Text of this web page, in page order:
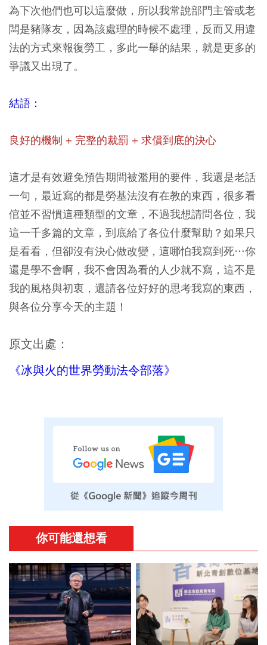
為下次他們也可以這麼做，所以我常說部門主管或老
闆是豬隊友，因為該處理的時候不處理，反而又用違
法的方式來報復勞工，多此一舉的結果，就是更多的
爭議又出現了。
結語：
良好的機制 + 完整的裁罰 + 求償到底的決心
這才是有效避免預告期間被濫用的要件，我還是老話
一句，最近寫的都是勞基法沒有在教的東西，很多看
倌並不習慣這種類型的文章，不過我想請問各位，我
這一千多篇的文章，到底給了各位什麼幫助？如果只
是看看，但卻沒有決心做改變，這哪怕我寫到死…你
還是學不會啊，我不會因為看的人少就不寫，這不是
我的風格與初衷，還請各位好好的思考我寫的東西，
與各位分享今天的主題！
原文出處：
《冰與火的世界勞動法令部落》